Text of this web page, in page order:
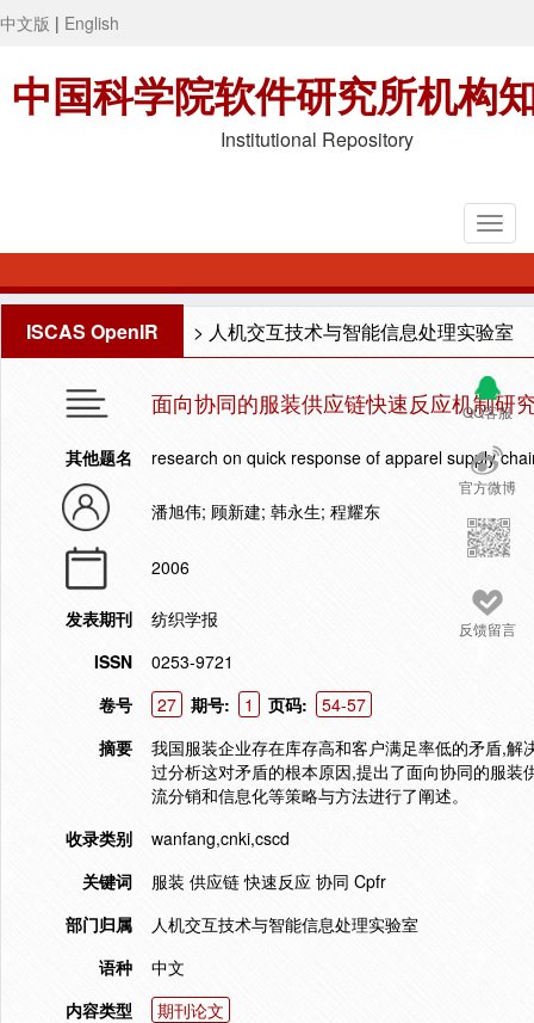
中文版 | English
中国科学院软件研究所机构
Institutional Repository
ISCAS OpenIR > 人机交互技术与智能信息处理实验室
QQ客服
官方微博
反馈留言
面向协同的服装供应链快速反应机制研
其他题名 research on quick response of apparel supply
潘旭伟; 顾新建; 韩永生; 程耀东
2006
发表期刊
纺织学报
ISSN
0253-9721
卷号
27 期号: 1 页码:
54-57
摘要
我国服装企业存在库存高和客户满足率低的矛盾,
过分析这对矛盾的根本原因,提出了面向协同的服
流分销和信息化等策略与方法进行了阐述。
收录类别
wanfang,cnki,cscd
关键词
服装 供应链 快速反应 协同 Cpfr
部门归属
人机交互技术与智能信息处理实验室
语种
中文
内容类型
期刊论文